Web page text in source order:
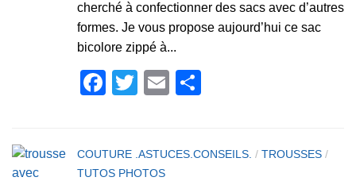
cherché à confectionner des sacs avec d’autres
formes. Je vous propose aujourd’hui ce sac
bicolore zippé à...
Facebook
TwitterEmail
COUTURE .ASTUCES.CONSEILS. / TROUSSES /
TUTOS PHOTOS